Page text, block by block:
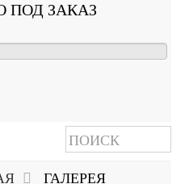
ПОД ЗАКАЗ
ГАЛЕРЕЯ